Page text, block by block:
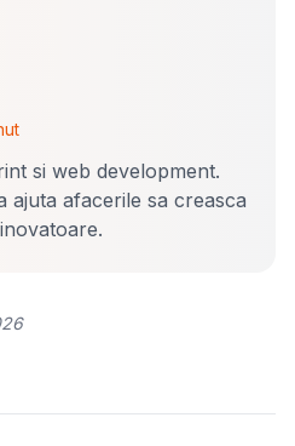
si web development.
ajuta afacerile sa creasca